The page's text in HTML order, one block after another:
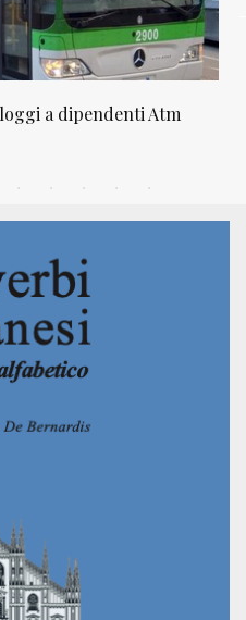
a dipendenti Atm